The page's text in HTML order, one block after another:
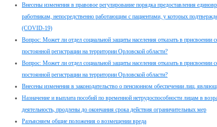
Внесены изменения в правовое регулирование порядка предоставления
работникам, непосредственно работающим с пациентами, у которых
(COVID-19)
Вопрос: Может ли отдел социальной защиты населения отказать в присвоении
постоянной регистрации на территории Орловской области?
Вопрос: Может ли отдел социальной защиты населения отказать в присвоении
постоянной регистрации на территории Орловской области?
Внесены изменения в законодательство о пенсионном обеспечении лиц,
Назначение и выплата пособий по временной нетрудоспособности лицам в
деятельность, продлены до окончания срока действия ограничительных мер
Разъясняем общие положения о возмещении вреда